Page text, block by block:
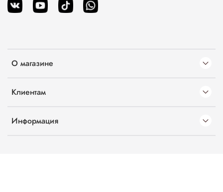
О магазине
Клиентам
Информация